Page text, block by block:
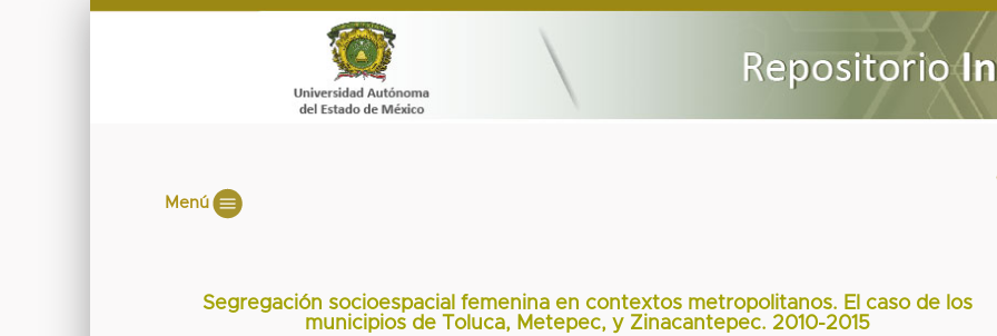
Menú
Segregación socioespacial femenina en contextos metropolitanos. El caso de los
municipios de Toluca, Metepec, y Zinacantepec. 2010-2015